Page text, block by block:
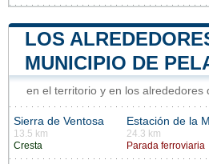
LOS
MUNICIPIO DE
en el territorio y en los alrededores
Sierra de Ventosa
13.5 km
Cresta
Estación de la
24.3 km
Parada ferroviaria